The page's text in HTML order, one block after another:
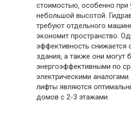
стоимостью‚ особенно при
небольшой высотой.
требуют отдельного
экономит пространство.
эффективность снижается
здания‚ а также они могут
энергоэффективными по
электрическими
лифты являются
домов с 2-3 этажами.